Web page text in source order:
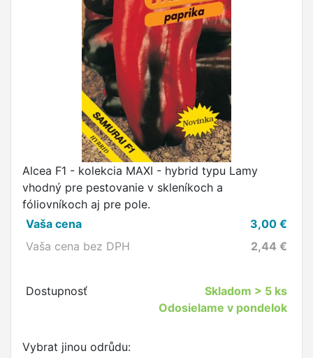
Alcea F1 - kolekcia MAXI - hybrid typu Lamy
vhodný pre pestovanie v skleníkoch a
fóliovníkoch aj pre pole.
Vaša cena
3,00 €
Vaša cena bez DPH
2,44 €
Dostupnosť Skladom > 5 ks
Odosielame v pondelok
Vybrat jinou odrůdu: